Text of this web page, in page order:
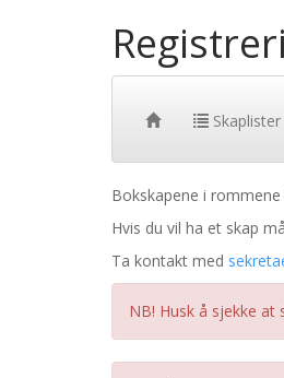
Skaplister
Bokskapene i
Hvis du vil ha et skap
Ta kontakt med
NB! Husk å sjekke